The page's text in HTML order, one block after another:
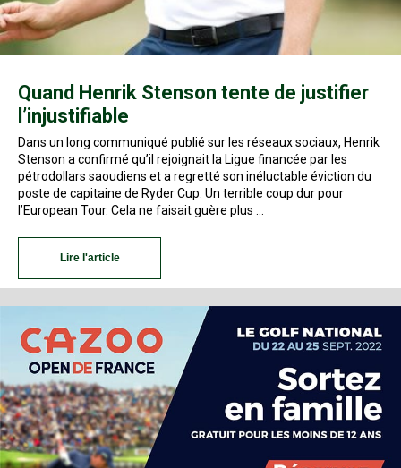
Quand Henrik Stenson tente de justifier
l’injustifiable
Dans un long communiqué publié sur les réseaux sociaux, Henrik
Stenson a confirmé qu’il rejoignait la Ligue financée par les
pétrodollars saoudiens et a regretté son inéluctable éviction du
poste de capitaine de Ryder Cup. Un terrible coup dur pour
l’European Tour. Cela ne faisait guère plus …
Lire l'article